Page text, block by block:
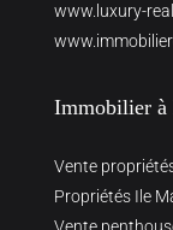
www.luxury-
Immobilier à
Vente
Propriétés Ile